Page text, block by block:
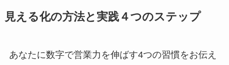
見える化の方法と実践４つのステップ
あなたに数字で営業力を伸ばす4つの習慣をお伝え